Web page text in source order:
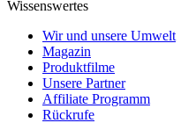
Wissenswertes
Wir und unsere Umwelt
Magazin
Produktfilme
Unsere Partner
Affiliate Programm
Rückrufe